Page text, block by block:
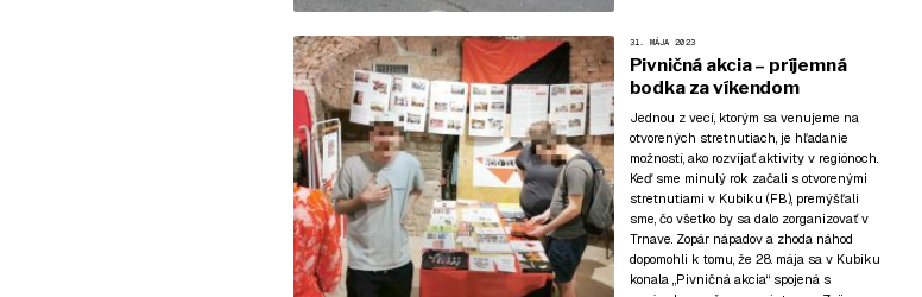
31. MÁJA 2023
Pivničná akcia – príjemná
bodka za víkendom
Jednou z vecí, ktorým sa venujeme na
otvorených stretnutiach, je hľadanie
možností, ako rozvíjať aktivity v regiónoch.
Keď sme minulý rok začali s otvorenými
stretnutiami v Kubiku (FB), premýšľali
sme, čo všetko by sa dalo zorganizovať v
Trnave. Zopár nápadov a zhoda náhod
dopomohli k tomu, že 28. mája sa v Kubiku
konala „Pivničná akcia“ spojená s